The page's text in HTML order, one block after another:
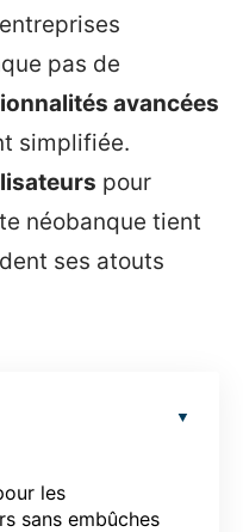
pas de
avancées
simplifiée.
pour
néobanque tient
ses atouts
les
sans embûches